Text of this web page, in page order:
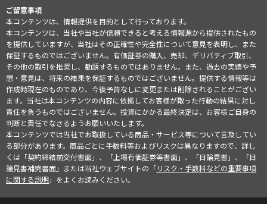
ご留意事項
本コンテンツは、情報提供を目的として行っております。
本コンテンツは、当社や当社が信頼できると考える情報源から提供されたもの
を提供していますが、当社はその正確性や完全性について意見を表明し、また
保証するものではございません。有価証券の購入、売却、デリバティブ取引、
その他の取引を推奨し、勧誘するものではありません。また、過去の実績や予
想・意見は、将来の結果を保証するものではございません。提供する情報等は
作成時現在のものであり、今後予告なしに変更または削除されることがござい
ます。当社は本コンテンツの内容に依拠してお客様が取った行動の結果に対し
責任を負うものではございません。投資にかかる最終決定は、お客様ご自身の
判断と責任でなさるようお願いいたします。
本コンテンツでは当社でお取扱している商品・サービス等について言及してい
る部分があります。商品ごとに手数料等およびリスクは異なりますので、詳し
くは「契約締結前交付書面」、「上場有価証券等書面」、「目論見書」、「目
論見書補完書面」または当社ウェブサイトの「リスク・手数料などの重要事項
に関する説明」をよくお読みください。